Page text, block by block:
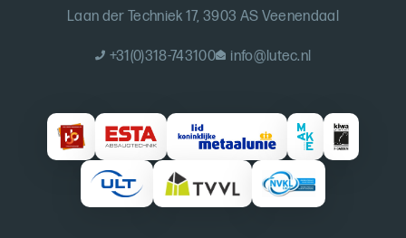
Laan der Techniek 17, 3903 AS Veenendaal
+31(0)318-743100 info@lutec.nl